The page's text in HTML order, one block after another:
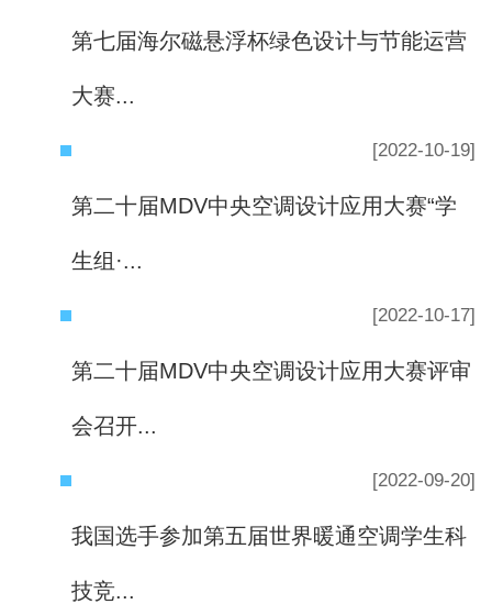
第七届海尔磁悬浮杯绿色设计与节能运营
大赛...
[2022-10-19]
第二十届MDV中央空调设计应用大赛“学
生组·...
[2022-10-17]
第二十届MDV中央空调设计应用大赛评审
会召开...
[2022-09-20]
我国选手参加第五届世界暖通空调学生科
技竞...